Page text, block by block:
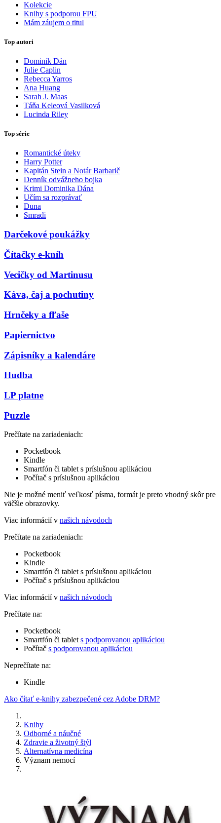
Kolekcie
Knihy s podporou FPU
Mám záujem o titul
Top autori
Dominik Dán
Julie Caplin
Rebecca Yarros
Ana Huang
Sarah J. Maas
Táňa Keleová Vasilková
Lucinda Riley
Top série
Romantické úteky
Harry Potter
Kapitán Stein a Notár Barbarič
Denník odvážneho bojka
Krimi Dominika Dána
Učím sa rozprávať
Duna
Smradi
Darčekové poukážky
Čítačky e-kníh
Vecičky od Martinusu
Káva, čaj a pochutiny
Hrnčeky a fľaše
Papiernictvo
Zápisníky a kalendáre
Hudba
LP platne
Puzzle
Prečítate na zariadeniach:
Pocketbook
Kindle
Smartfón či tablet s príslušnou aplikáciou
Počítač s príslušnou aplikáciou
Nie je možné meniť veľkosť písma, formát je preto vhodný skôr pre
väčšie obrazovky.
Viac informácií v našich návodoch
Prečítate na zariadeniach:
Pocketbook
Kindle
Smartfón či tablet s príslušnou aplikáciou
Počítač s príslušnou aplikáciou
Viac informácií v našich návodoch
Prečítate na:
Pocketbook
Smartfón či tablet s podporovanou aplikáciou
Počítač s podporovanou aplikáciou
Neprečítate na:
Kindle
Ako čítať e-knihy zabezpečené cez Adobe DRM?
Knihy
Odborné a náučné
Zdravie a životný štýl
Alternatívna medicína
Význam nemocí